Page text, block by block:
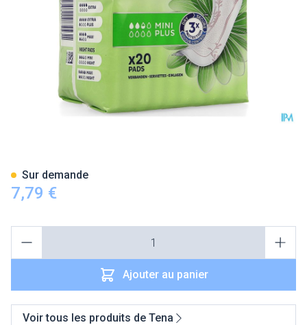
7,79 €
Ajouter au panier
Sur demande
Voir tous les produits de Tena